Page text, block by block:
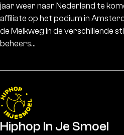
jaar weer naar Nederland te
affiliate op het podium in
de Melkweg in de verschillende
beheers…
Hiphop In Je Smoel